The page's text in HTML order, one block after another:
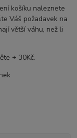
košíku naleznete
Váš požadavek na
větší váhu, než li
+ 30Kč.